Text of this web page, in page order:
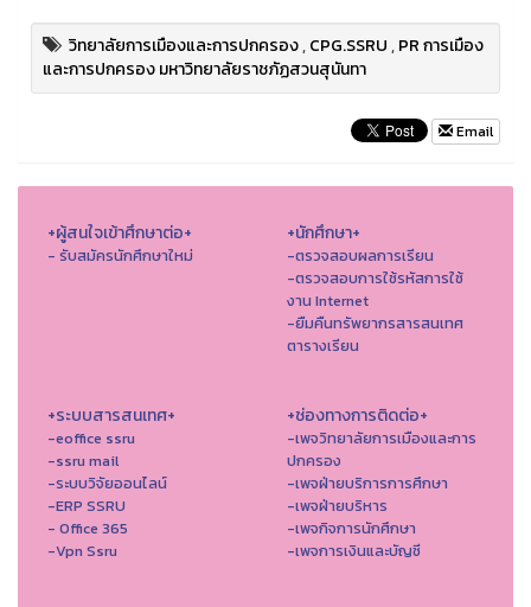
วิทยาลัยการเมืองและการปกครอง,CPG.SSRU,PR การเมือง
และการปกครอง มหาวิทยาลัยราชภัฏสวนสุนันทา
Email
+ผู้สนใจเข้าศึกษาต่อ+
- รับสมัครนักศึกษาใหม่
+นักศึกษา+
-ตรวจสอบผลการเรียน
-ตรวจสอบการใช้รหัสการใช้
งาน Internet
-ยืมคืนทรัพยากรสารสนเทศ
ตารางเรียน
+ระบบสารสนเทศ+
-eoffice ssru
-ssru mail
-ระบบวิจัยออนไลน์
-ERP SSRU
- Office 365
-Vpn Ssru
+ช่องทางการติดต่อ+
-เพจวิทยาลัยการเมืองและการ
ปกครอง
-เพจฝ่ายบริการการศึกษา
-เพจฝ่ายบริหาร
-เพจกิจการนักศึกษา
-เพจการเงินและบัญชี